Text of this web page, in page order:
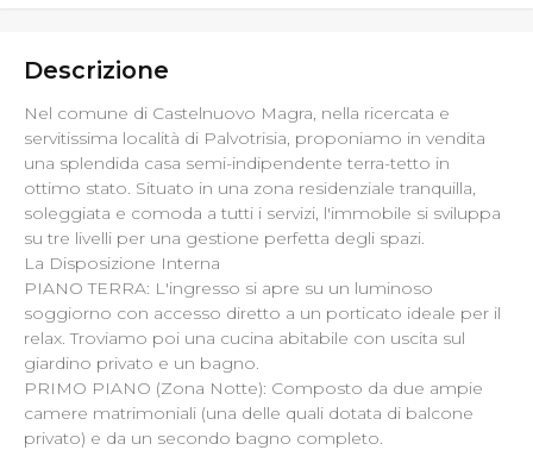
Descrizione
Nel comune di Castelnuovo Magra, nella ricercata e
servitissima località di Palvotrisia, proponiamo in vendita
una splendida casa semi-indipendente terra-tetto in
ottimo stato. Situato in una zona residenziale tranquilla,
soleggiata e comoda a tutti i servizi, l'immobile si sviluppa
su tre livelli per una gestione perfetta degli spazi.
La Disposizione Interna
PIANO TERRA: L'ingresso si apre su un luminoso
soggiorno con accesso diretto a un porticato ideale per il
relax. Troviamo poi una cucina abitabile con uscita sul
giardino privato e un bagno.
PRIMO PIANO (Zona Notte): Composto da due ampie
camere matrimoniali (una delle quali dotata di balcone
privato) e da un secondo bagno completo.